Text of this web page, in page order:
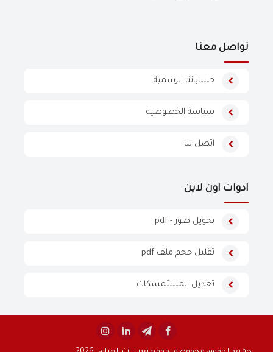
تواصل معنا
حساباتنا الرسمية
سياسة الخصوصية
اتصل بنا
ادوات اون لاين
تحويل صور - pdf
تقليل حجم ملف pdf
تعديل المستمسكات